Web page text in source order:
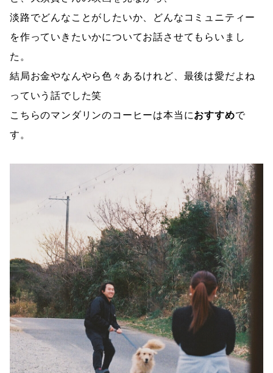
淡路でどんなことがしたいか、どんなコミュニティー
を作っていきたいかについてお話させてもらいまし
た。
結局お金やなんやら色々あるけれど、最後は愛だよね
っていう話でした笑
こちらのマンダリンのコーヒーは本当におすすめで
す。